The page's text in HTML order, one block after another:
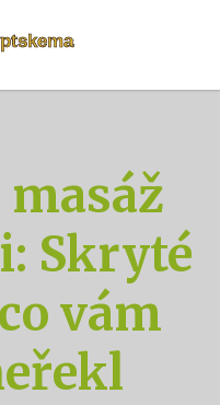
Skryté
vám